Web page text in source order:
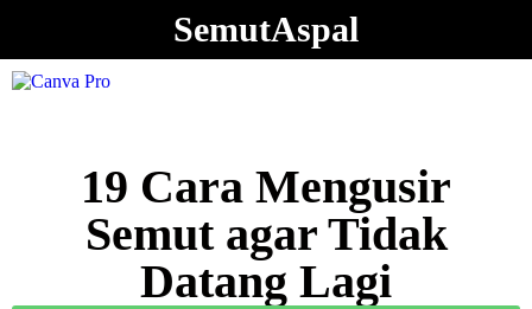
SemutAspal
19 Cara Mengusir
Semut agar Tidak
Datang Lagi